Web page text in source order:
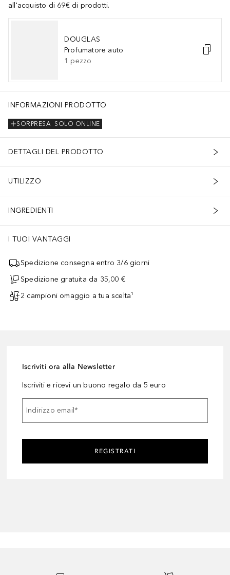
all'acquisto di 69€ di prodotti.
DOUGLAS
Profumatore auto
1 pezzo
INFORMAZIONI PRODOTTO
SOLO ONLINE
SORPRESA
DETTAGLI DEL PRODOTTO
UTILIZZO
INGREDIENTI
I TUOI VANTAGGI
Spedizione consegna entro 3/6 giorni
Spedizione gratuita da 35,00 €
2 campioni omaggio a tua scelta¹
Iscriviti ora alla Newsletter
Iscriviti e ricevi un buono regalo da 5 euro
Indirizzo email*
REGISTRATI